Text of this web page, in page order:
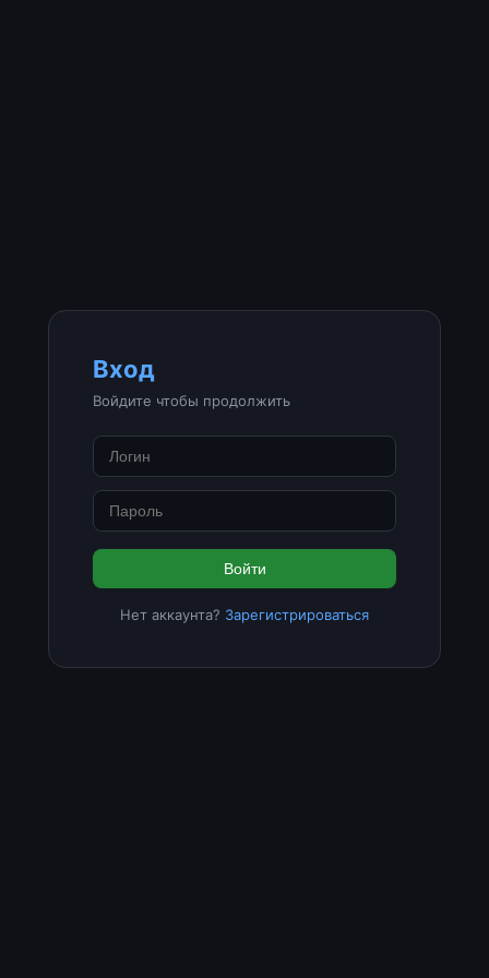
Вход
Войдите чтобы продолжить
Войти
Нет аккаунта? Зарегистрироваться